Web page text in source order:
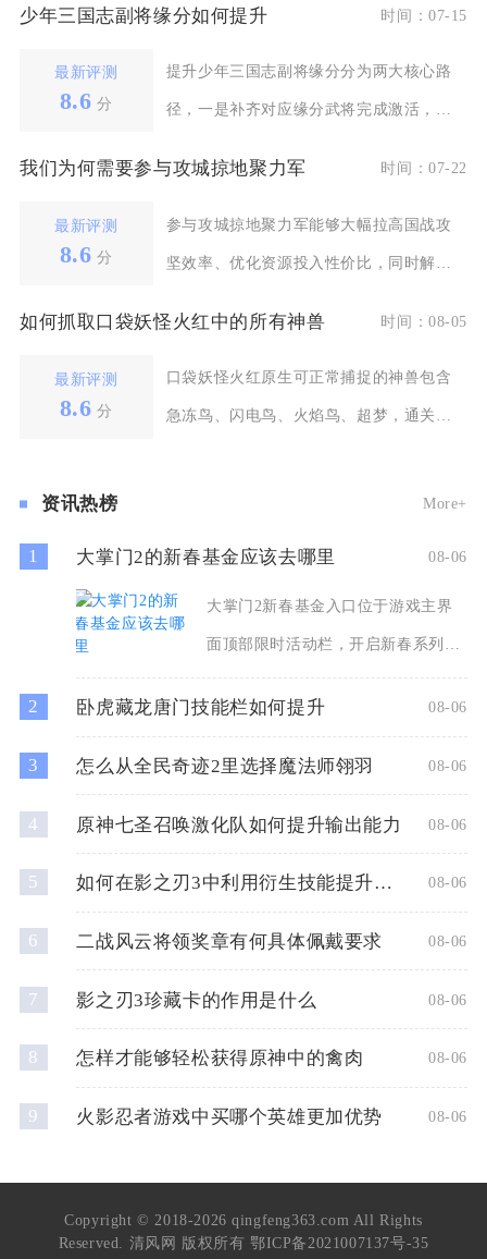
少年三国志副将缘分如何提升 时间：07-15
最新评测
8.6 分
提升少年三国志副将缘分分为两大核心路
径，一是补齐对应缘分武将完成激活，二
我们为何需要参与攻城掠地聚力军 时间：07-22
最新评测
8.6 分
参与攻城掠地聚力军能够大幅拉高国战攻
坚效率、优化资源投入性价比，同时解锁
如何抓取口袋妖怪火红中的所有神兽 时间：08-05
最新评测
8.6 分
口袋妖怪火红原生可正常捕捉的神兽包含
急冻鸟、闪电鸟、火焰鸟、超梦，通关一
资讯热榜 More+
1 大掌门2的新春基金应该去哪里 08-06
大掌门2新春基金入口位于游戏主界
面顶部限时活动栏，开启新春系列庆
典活动期间，登录游戏就能在
2 卧虎藏龙唐门技能栏如何提升 08-06
3 怎么从全民奇迹2里选择魔法师翎羽 08-06
4 原神七圣召唤激化队如何提升输出能力 08-06
5 如何在影之刃3中利用衍生技能提升战斗力 08-06
6 二战风云将领奖章有何具体佩戴要求 08-06
7 影之刃3珍藏卡的作用是什么 08-06
8 怎样才能够轻松获得原神中的禽肉 08-06
9 火影忍者游戏中买哪个英雄更加优势 08-06
Copyright © 2018-2026 qingfeng363.com All Rights
Reserved. 清风网 版权所有 鄂ICP备2021007137号-35